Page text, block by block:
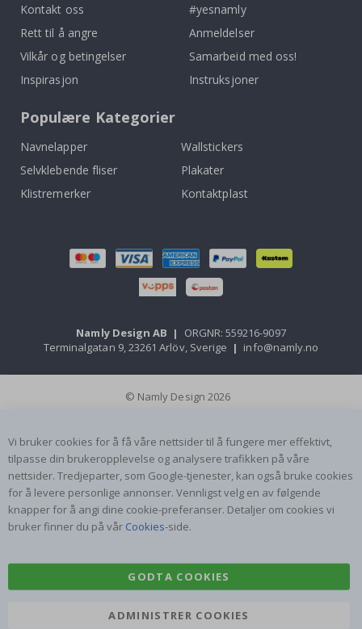
Kontakt oss
Rett til å angre
Vilkår og betingelser
Inspirasjon
#yesnamly
Anmeldelser
Samarbeid med oss!
Instruksjoner
Populære Kategorier
Navnelapper
Wallstickers
Selvklebende fliser
Plakater
Klistremerker
Kontaktplast
Namly Design AB |
ORGNR: 559216-9097
Terminalgatan 9, 23261 Arlöv, Sverige | info@namly.no
© Namly Design 2026
Vi bruker cookies for å få våre nettsider til å fungere mer effektivt,
tilpasse din brukeropplevelse og analysere trafikken på våre
nettsider. Tredjeparter, som Google-tjenester, kan også bruke cookies
for å levere personlige annonser. Vennligst velg en av følgende
knapper for å angi dine cookie-preferanser. Detaljer om cookies vi
bruker finner du på vår Cookies-side.
GODTA COOKIES
ADMINISTRER COOKIES